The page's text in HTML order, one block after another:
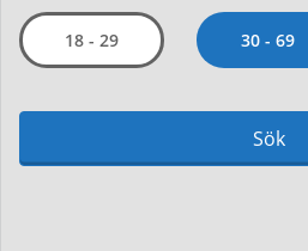
18 - 29 30 - 69
Sök